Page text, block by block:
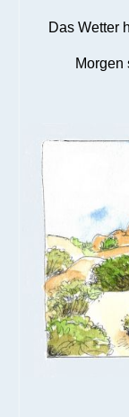
Das Wetter
Morgen